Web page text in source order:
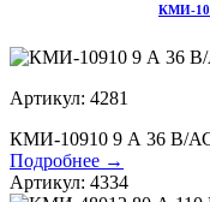
КМИ-
Артикул: 4281
КМИ-10910 9 А 36 В/
Подробнее →
Артикул: 4334